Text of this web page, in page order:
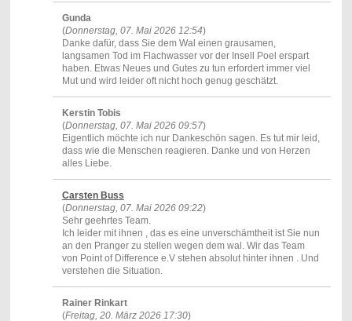
Gunda
(Donnerstag, 07. Mai 2026 12:54)
Danke dafür, dass Sie dem Wal einen grausamen,
langsamen Tod im Flachwasser vor der Insell Poel erspart
haben. Etwas Neues und Gutes zu tun erfordert immer viel
Mut und wird leider oft nicht hoch genug geschätzt.
Kerstin Tobis
(Donnerstag, 07. Mai 2026 09:57)
Eigentlich möchte ich nur Dankeschön sagen. Es tut mir leid,
dass wie die Menschen reagieren. Danke und von Herzen
alles Liebe.
Carsten Buss
(Donnerstag, 07. Mai 2026 09:22)
Sehr geehrtes Team.
Ich leider mit ihnen , das es eine unverschämtheit ist Sie nun
an den Pranger zu stellen wegen dem wal. Wir das Team
von Point of Difference e.V stehen absolut hinter ihnen . Und
verstehen die Situation.
Rainer Rinkart
(Freitag, 20. März 2026 17:30)